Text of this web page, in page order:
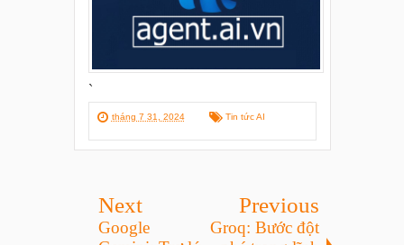
`
tháng 7 31, 2024 Tin tức AI
Next
Google
Previous
Groq: Bước đột